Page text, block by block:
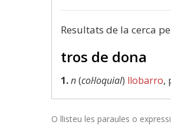
Resultats de la cerca
tros de dona
1.n(col·loquial) llobarro,
O llisteu les paraules o